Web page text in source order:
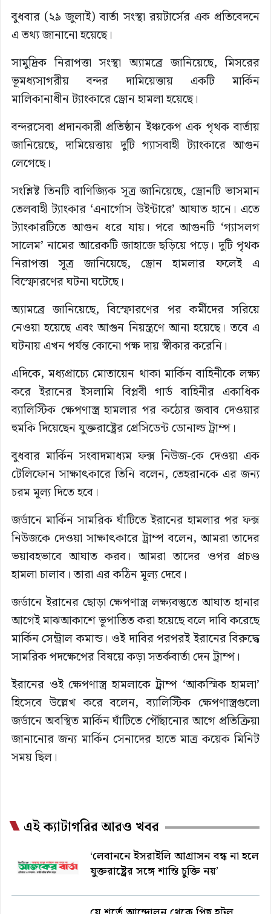
বুধবার (২৯ জুলাই) বার্তা সংস্থা রয়টার্সের এক প্রতিবেদনে
এ তথ্য জানানো হয়েছে।
সামুদ্রিক নিরাপত্তা সংস্থা অ্যামব্রে জানিয়েছে, মিসরের
ভূমধ্যসাগরীয় বন্দর দামিয়েত্তায় একটি মার্কিন
মালিকানাধীন ট্যাংকারে ড্রোন হামলা হয়েছে।
বন্দরসেবা প্রদানকারী প্রতিষ্ঠান ইঞ্চকেপ এক পৃথক বার্তায়
জানিয়েছে, দামিয়েত্তায় দুটি গ্যাসবাহী ট্যাংকারে আগুন
লেগেছে।
সংশ্লিষ্ট তিনটি বাণিজ্যিক সূত্র জানিয়েছে, ড্রোনটি ভাসমান
তেলবাহী ট্যাংকার ‘এনার্গোস উইন্টারে’ আঘাত হানে। এতে
ট্যাংকারটিতে আগুন ধরে যায়। পরে আগুনটি ‘গ্যাসলগ
সালেম’ নামের আরেকটি জাহাজে ছড়িয়ে পড়ে। দুটি পৃথক
নিরাপত্তা সূত্র জানিয়েছে, ড্রোন হামলার ফলেই এ
বিস্ফোরণের ঘটনা ঘটেছে।
অ্যামব্রে জানিয়েছে, বিস্ফোরণের পর কর্মীদের সরিয়ে
নেওয়া হয়েছে এবং আগুন নিয়ন্ত্রণে আনা হয়েছে। তবে এ
ঘটনায় এখন পর্যন্ত কোনো পক্ষ দায় স্বীকার করেনি।
এদিকে, মধ্যপ্রাচ্যে মোতায়েন থাকা মার্কিন বাহিনীকে লক্ষ্য
করে ইরানের ইসলামি বিপ্লবী গার্ড বাহিনীর একাধিক
ব্যালিস্টিক ক্ষেপণাস্ত্র হামলার পর কঠোর জবাব দেওয়ার
হুমকি দিয়েছেন যুক্তরাষ্ট্রের প্রেসিডেন্ট ডোনাল্ড ট্রাম্প।
বুধবার মার্কিন সংবাদমাধ্যম ফক্স নিউজ-কে দেওয়া এক
টেলিফোন সাক্ষাৎকারে তিনি বলেন, তেহরানকে এর জন্য
চরম মূল্য দিতে হবে।
জর্ডানে মার্কিন সামরিক ঘাঁটিতে ইরানের হামলার পর ফক্স
নিউজকে দেওয়া সাক্ষাৎকারে ট্রাম্প বলেন, আমরা তাদের
ভয়াবহভাবে আঘাত করব। আমরা তাদের ওপর প্রচণ্ড
হামলা চালাব। তারা এর কঠিন মূল্য দেবে।
জর্ডানে ইরানের ছোড়া ক্ষেপণাস্ত্র লক্ষ্যবস্তুতে আঘাত হানার
আগেই মাঝআকাশে ভূপাতিত করা হয়েছে বলে দাবি করেছে
মার্কিন সেন্ট্রাল কমান্ড। ওই দাবির পরপরই ইরানের বিরুদ্ধে
সামরিক পদক্ষেপের বিষয়ে কড়া সতর্কবার্তা দেন ট্রাম্প।
ইরানের ওই ক্ষেপণাস্ত্র হামলাকে ট্রাম্প ‘আকস্মিক হামলা’
হিসেবে উল্লেখ করে বলেন, ব্যালিস্টিক ক্ষেপণাস্ত্রগুলো
জর্ডানে অবস্থিত মার্কিন ঘাঁটিতে পৌঁছানোর আগে প্রতিক্রিয়া
জানানোর জন্য মার্কিন সেনাদের হাতে মাত্র কয়েক মিনিট
সময় ছিল।
এই ক্যাটাগরির আরও খবর
‘লেবাননে ইসরাইলি আগ্রাসন বন্ধ না হলে
যুক্তরাষ্ট্রের সঙ্গে শান্তি চুক্তি নয়’